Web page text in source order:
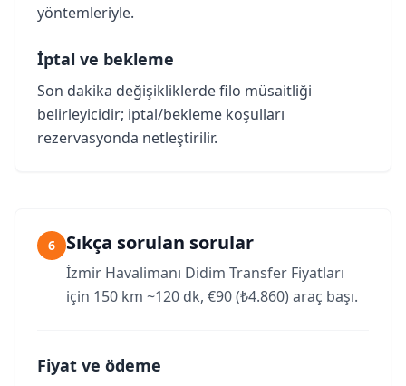
yöntemleriyle.
İptal ve bekleme
Son dakika değişikliklerde filo müsaitliği
belirleyicidir; iptal/bekleme koşulları
rezervasyonda netleştirilir.
6 Sıkça sorulan sorular
İzmir Havalimanı Didim Transfer Fiyatları
için 150 km ~120 dk, €90 (₺4.860) araç başı.
Fiyat ve ödeme